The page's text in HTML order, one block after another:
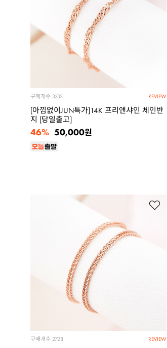
REVIEW
구매개수 3333
[아낌없이JUN특가]14K 프리앤샤인 체인반
지 [당일출고]
50,000원
46%
REVIEW
구매개수 2728